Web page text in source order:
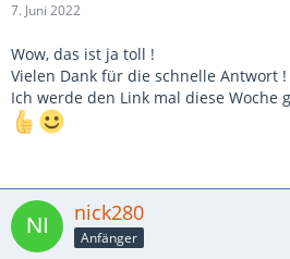
7. Juni 2022
Wow, das ist ja toll !
Vielen Dank für die schnelle Antwort !
Ich werde den Link mal diese Woche
nick280
Anfänger